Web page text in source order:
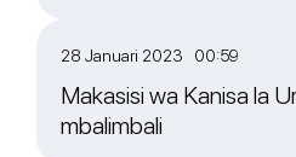
28 Januari 2023 00:59
Makasisi wa Kanisa la
mbalimbali